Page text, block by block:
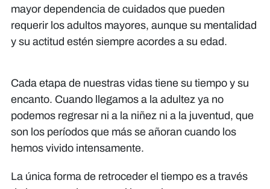
mayor dependencia de cuidados que pueden
requerir los adultos mayores, aunque su mentalidad
y su actitud estén siempre acordes a su edad.
Cada etapa de nuestras vidas tiene su tiempo y su
encanto. Cuando llegamos a la adultez ya no
podemos regresar ni a la niñez ni a la juventud, que
son los períodos que más se añoran cuando los
hemos vivido intensamente.
La única forma de retroceder el tiempo es a través